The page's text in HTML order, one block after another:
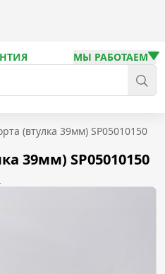
МЫ РАБОТАЕМ
(втулка 39мм) SP05010150
39мм) SP05010150